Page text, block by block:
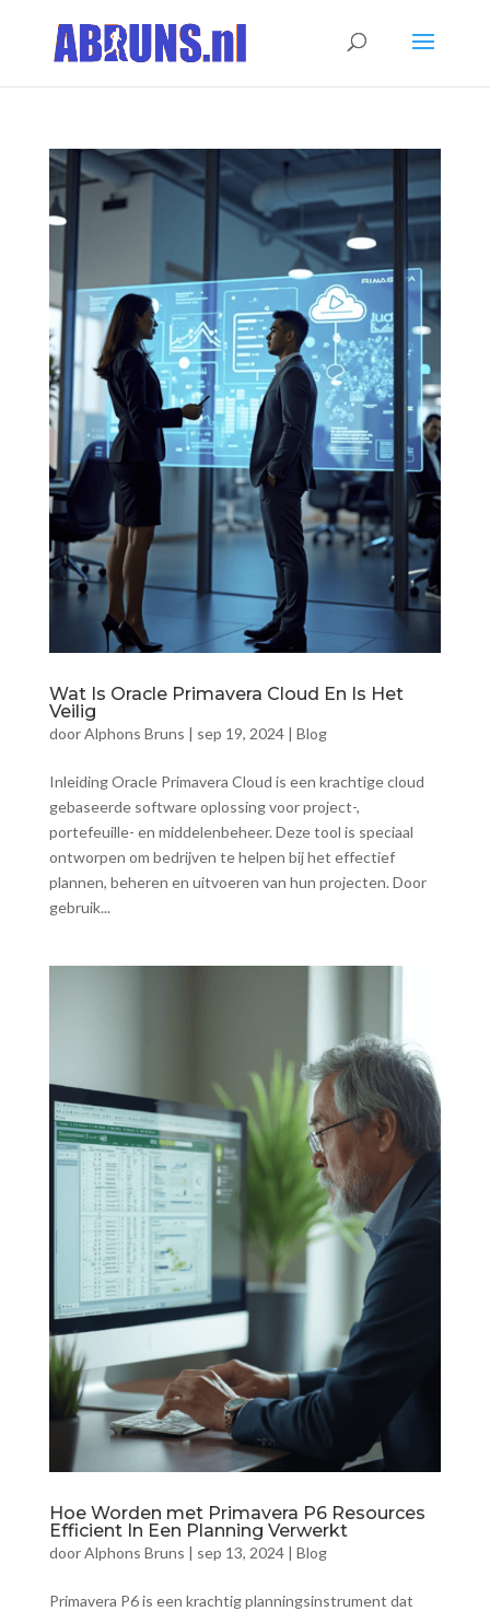
Wat Is Oracle Primavera Cloud En Is Het
Veilig
doorAlphons Bruns | sep 19, 2024| Blog
Inleiding Oracle Primavera Cloud is een krachtige cloud
gebaseerde software oplossing voor project-,
portefeuille- en middelenbeheer. Deze tool is speciaal
ontworpen om bedrijven te helpen bij het effectief
plannen, beheren en uitvoeren van hun projecten. Door
gebruik...
Hoe Worden met Primavera P6 Resources
Efficient In Een Planning Verwerkt
doorAlphons Bruns | sep 13, 2024| Blog
Primavera P6 is een krachtig planningsinstrument dat